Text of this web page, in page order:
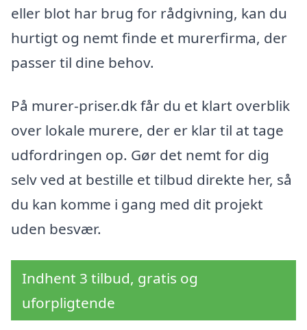
eller blot har brug for rådgivning, kan du
hurtigt og nemt finde et murerfirma, der
passer til dine behov.
På murer-priser.dk får du et klart overblik
over lokale murere, der er klar til at tage
udfordringen op. Gør det nemt for dig
selv ved at bestille et tilbud direkte her, så
du kan komme i gang med dit projekt
uden besvær.
Indhent 3 tilbud, gratis og
uforpligtende